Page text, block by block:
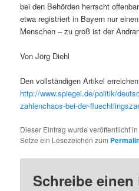
bei den Behörden herrscht
etwa registriert in Bayern nur
Menschen – zu groß ist der
Von Jörg Diehl
Den vollständigen Artikel
http://www.spiegel.de/politik/
zahlenchaos-bei-der-
Dieser Eintrag wurde veröffentlicht
Setze ein Lesezeichen zum
Schreibe einen